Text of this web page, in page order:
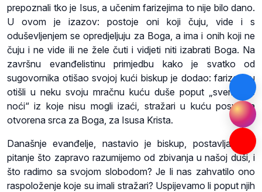
prepoznali tko je Isus, a učenim farizejima to nije bilo dano.
U ovom je izazov: postoje oni koji čuju, vide i s
oduševljenjem se opredjeljuju za Boga, a ima i onih koji ne
čuju i ne vide ili ne žele čuti i vidjeti niti izabrati Boga. Na
završnu evanđelistinu primjedbu kako je svatko od
sugovornika otišao svojoj kući biskup je dodao: farizeji su
otišli u neku svoju mračnu kuću duše poput „svemirske
noći“ iz koje nisu mogli izaći, stražari u kuću posvema
otvorena srca za Boga, za Isusa Krista.
Današnje evanđelje, nastavio je biskup, postavlja nam
pitanje što zapravo razumijemo od zbivanja u našoj duši, i
što radimo sa svojom slobodom? Je li nas zahvatilo ono
raspoloženje koje su imali stražari? Uspijevamo li poput njih